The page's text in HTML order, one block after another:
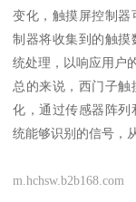
变化，触摸屏控制器
制器将收集到的触摸
统处理，以响应用户
总的来说，西门子触
化，通过传感器阵列
统能够识别的信号，
m.hchsw.b2b168.com